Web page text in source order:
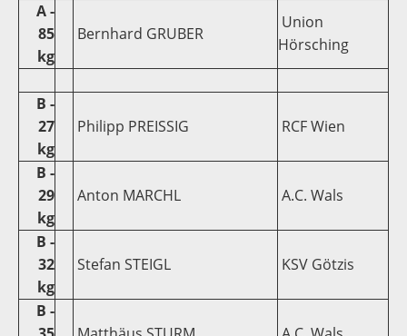
A -
85
kg
Bernhard GRUBER
Union
Hörsching
B -
27
kg
Philipp PREISSIG RCF Wien
B -
29
kg
Anton MARCHL A.C. Wals
B -
32
kg
Stefan STEIGL KSV Götzis
B -